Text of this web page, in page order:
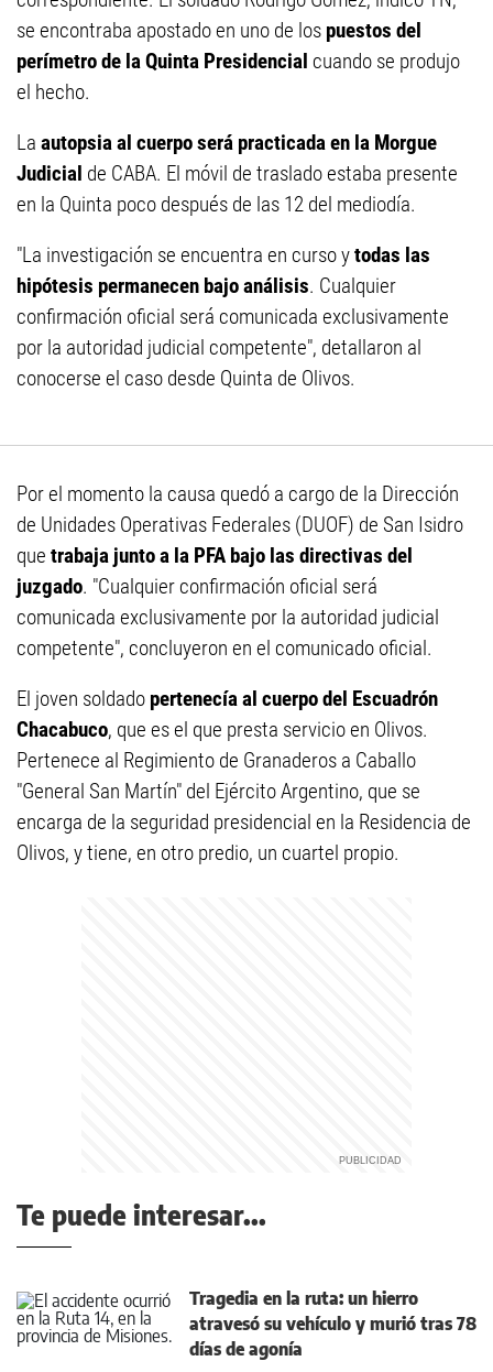
se encontraba apostado en uno de los puestos del
perímetro de la Quinta Presidencial cuando se produjo
el hecho.
La autopsia al cuerpo será practicada en la Morgue
Judicial de CABA. El móvil de traslado estaba presente
en la Quinta poco después de las 12 del mediodía.
"La investigación se encuentra en curso ytodas las
hipótesis permanecen bajo análisis. Cualquier
confirmación oficial será comunicada exclusivamente
por la autoridad judicial competente", detallaron al
conocerse el caso desde Quinta de Olivos.
Por el momento la causa quedó a cargo de la Dirección
de Unidades Operativas Federales (DUOF) de San Isidro
que trabaja junto a la PFA bajo las directivas del
juzgado. "Cualquier confirmación oficial será
comunicada exclusivamente por la autoridad judicial
competente", concluyeron en el comunicado oficial.
El joven soldado pertenecía al cuerpo del Escuadrón
Chacabuco, que es el que presta servicio en Olivos.
Pertenece al Regimiento de Granaderos a Caballo
"General San Martín" del Ejército Argentino, que se
encarga de la seguridad presidencial en la Residencia de
Olivos, y tiene, en otro predio, un cuartel propio.
Te puede interesar...
Tragedia en la ruta: un hierro
atravesó su vehículo y murió tras 78
días de agonía